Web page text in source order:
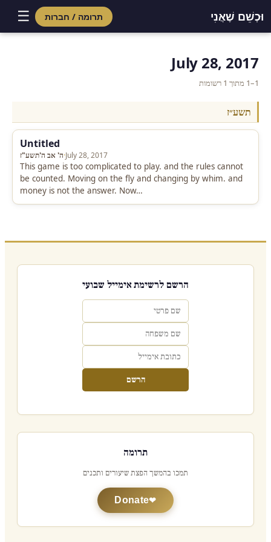
וּכְשֵׁם שֶׁאֲנִי תרומה / חברות ☰
July 28, 2017
1–1 מתוך 1 רשומות
תשע״ז
Untitled
ה' אב ה'תשע"ז·July 28, 2017
This game is too complicated to play. and the rules cannot
be counted. Moving on the fly and changing by whim. and
money is not the answer. Now…
הרשם לרשימת אימייל שבועי
הרשם
תרומה
תמכו בהמשך הפצת שיעורים ותכנים
Donate